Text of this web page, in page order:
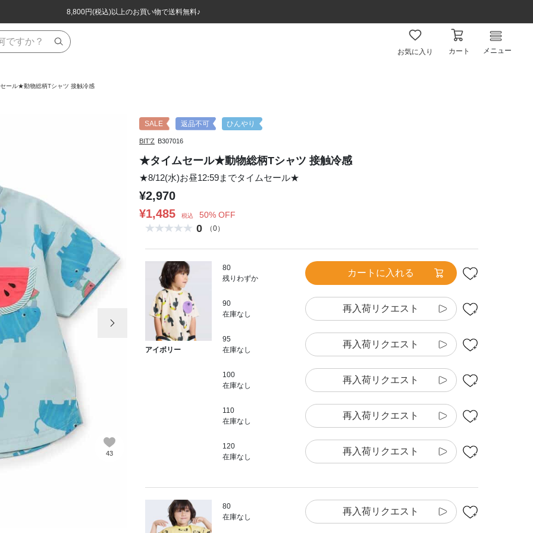
8,800円(税込)以上のお買い物で送料無料♪
ほぼ全品半額！！8/12(水)お昼12:59まで！！
8,800円(税込)以上のお買い物で送料無料♪
ほぼ全品半額！！8/12(水)お昼12:59まで！！
お気に入り カート メニュー
ール★動物総柄Tシャツ 接触冷感
43
SALE 返品不可 ひんやり
BIT'Z B307016
★タイムセール★動物総柄Tシャツ 接触冷感
★8/12(水)お昼12:59までタイムセール★
¥2,970
¥1,485
税込 50% OFF
0 （0）
アイボリー
80
残りわずか
カートに入れる
90
在庫なし
再入荷リクエスト
95
在庫なし
再入荷リクエスト
100
在庫なし
再入荷リクエスト
110
在庫なし
再入荷リクエスト
120
在庫なし
再入荷リクエスト
80
在庫なし
再入荷リクエスト